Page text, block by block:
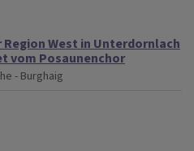
West in Unterdornlach
vom Posaunenchor
- Burghaig